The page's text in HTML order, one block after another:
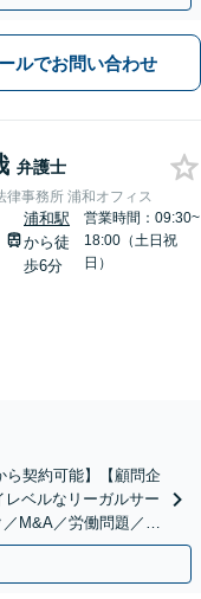
ルでお問い合わせ
弁護士
律事務所 浦和オフィス
浦和駅
から徒
歩6分
営業時間：09:30~
18:00（土日祝
日）
ら契約可能】【顧問企
ベルなリーガルサー
M&A／労働問題／知